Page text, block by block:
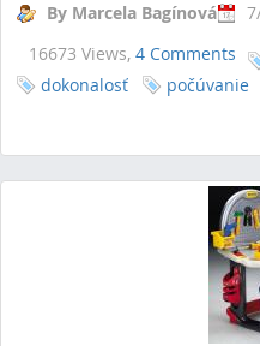
By Marcela Bagínová
16673 Views, 4 Comments
dokonalosť
počúvanie